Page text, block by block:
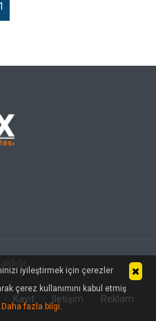
1
Kayıt İletişim Reklam
iyileştirmek için çerezler
çerez kullanımını kabul etmiş
Daha fazla bilgi.